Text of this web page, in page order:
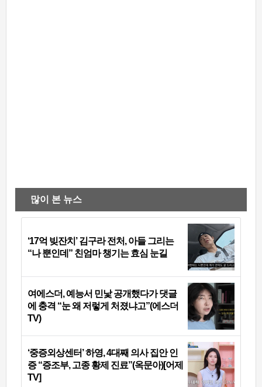
많이 본 뉴스
‘17억 빚잔치’ 김구라 전처, 아들 그리는
“나 뿐인데” 친엄마 챙기는 효심 눈길
여에스더, 예능서 민낯 공개했다가 댓글
에 충격 “눈 왜 저렇게 처졌냐고”(에스더
TV)
‘중증외상센터’ 하영, 4대째 의사 집안 인
증 “증조부, 고종 황제 진료”(옥문아)[어제
TV]